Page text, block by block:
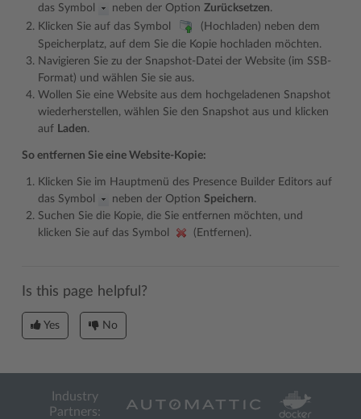
das Symbol
neben der Option Zurücksetzen.
Klicken Sie auf das Symbol
(Hochladen) neben dem
Speicherplatz, auf dem Sie die Kopie hochladen möchten.
Navigieren Sie zu der Snapshot-Datei der Website (im SSB-
Format) und wählen Sie sie aus.
Wollen Sie eine Website aus dem hochgeladenen Snapshot
wiederherstellen, wählen Sie den Snapshot aus und klicken
auf Laden.
So entfernen Sie eine Website-Kopie:
Klicken Sie im Hauptmenü des Presence Builder Editors auf
das Symbol
neben der Option Speichern.
Suchen Sie die Kopie, die Sie entfernen möchten, und
klicken Sie auf das Symbol
(Entfernen).
Is this page helpful?
Yes No
Industry
Partners: